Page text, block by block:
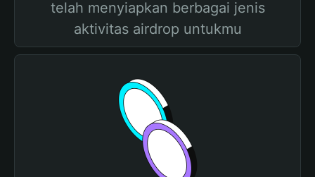
telah menyiapkan berbagai jenis
aktivitas airdrop untukmu